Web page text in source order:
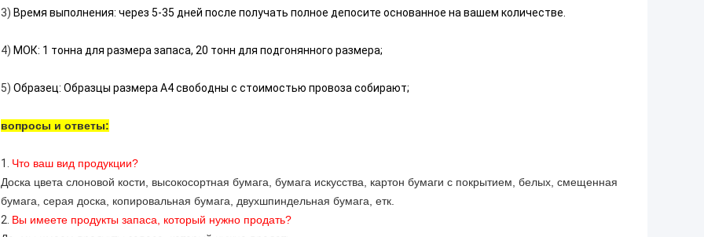
3) Время выполнения: через 5-35 дней после получать полное депосите основанное на вашем количестве.
4) МОК: 1 тонна для размера запаса, 20 тонн для подгонянного размера;
5) Образец: Образцы размера А4 свободны с стоимостью провоза собирают;
вопросы и ответы:
1. Что ваш вид продукции?
Доска цвета слоновой кости, высокосортная бумага, бумага искусства, картон бумаги с покрытием, белых, смещенная
бумага, серая доска, копировальная бумага, двухшпиндельная бумага, етк.
2. Вы имеете продукты запаса, который нужно продать?